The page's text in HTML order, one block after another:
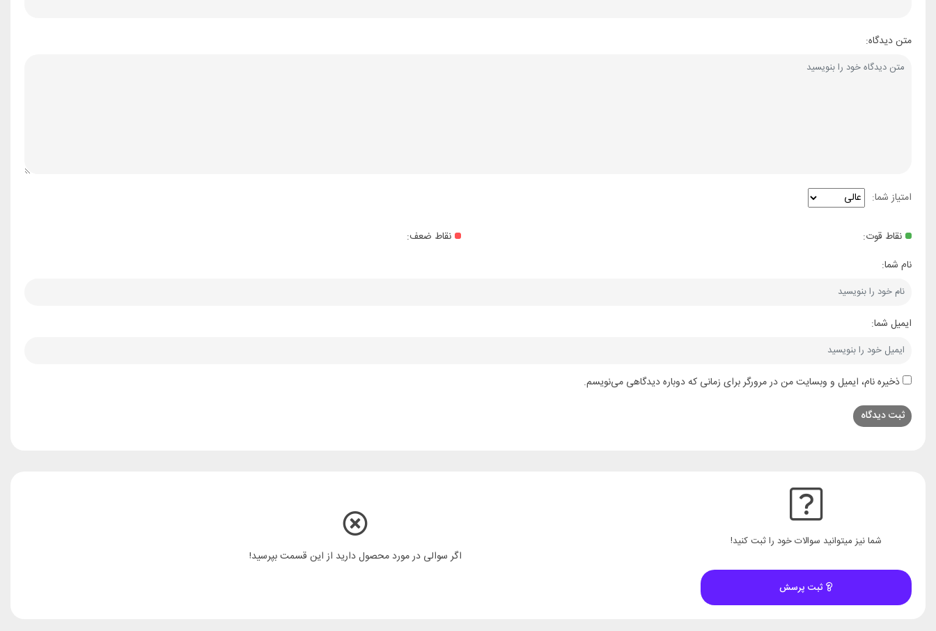
متن دیدگاه:
امتیاز شما:
نقاط قوت:
نقاط ضعف:
نام شما:
ایمیل شما:
ذخیره نام، ایمیل و وبسایت من در مرورگر برای زمانی که دوباره دیدگاهی می‌نویسم.
شما نیز میتوانید سوالات خود را ثبت کنید!
ثبت پرسش
اگر سوالی در مورد محصول دارید از این قسمت بپرسید!